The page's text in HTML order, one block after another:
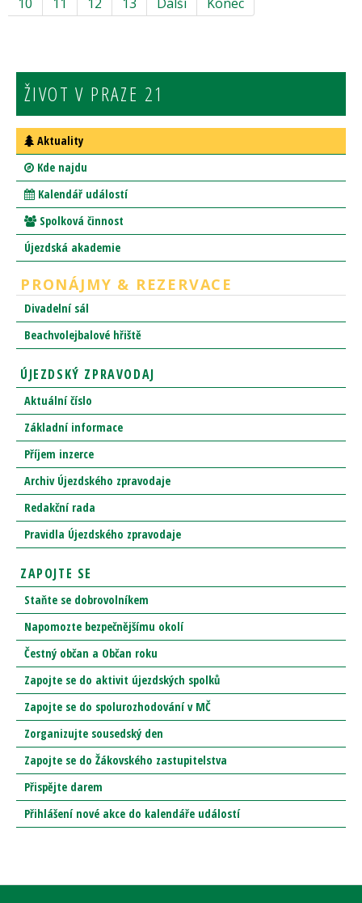
ŽIVOT V PRAZE 21
Aktuality
Kde najdu
Kalendář událostí
Spolková činnost
Újezdská akademie
PRONÁJMY & REZERVACE
Divadelní sál
Beachvolejbalové hřiště
ÚJEZDSKÝ ZPRAVODAJ
Aktuální číslo
Základní informace
Příjem inzerce
Archiv Újezdského zpravodaje
Redakční rada
Pravidla Újezdského zpravodaje
ZAPOJTE SE
Staňte se dobrovolníkem
Napomozte bezpečnějšímu okolí
Čestný občan a Občan roku
Zapojte se do aktivit újezdských spolků
Zapojte se do spolurozhodování v MČ
Zorganizujte sousedský den
Zapojte se do Žákovského zastupitelstva
Přispějte darem
Přihlášení nové akce do kalendáře událostí